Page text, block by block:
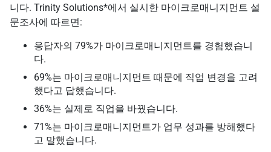
니다. Trinity Solutions*에서 실시한 마이크로매니지먼트 설
문조사에 따르면:
응답자의 79%가 마이크로매니지먼트를 경험했습니
다.
69%는 마이크로매니지먼트 때문에 직업 변경을 고려
했다고 답했습니다.
36%는 실제로 직업을 바꿨습니다.
71%는 마이크로매니지먼트가 업무 성과를 방해했다
고 말했습니다.